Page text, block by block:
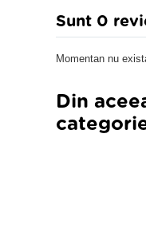
Sunt 0
Momentan nu
Din